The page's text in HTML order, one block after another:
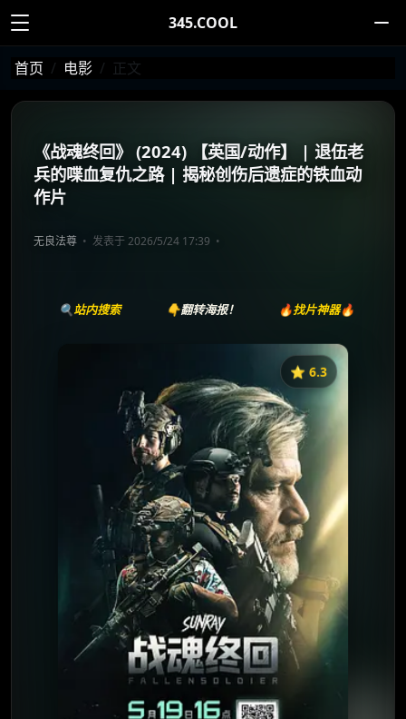
345.COOL
首页 电影 正文
《战魂终回》 (2024) 【英国/动作】 | 退伍老
兵的喋血复仇之路 | 揭秘创伤后遗症的铁血动
作片
无良法尊 发表于 2026/5/24 17:39
🔍站内搜索 👇翻转海报！ 🔥找片神器🔥
⭐️ 6.3
《残阳猎杀》
⭐
⭐️ 评分：6.3 | 🎬 2025年
夸克网盘
百度网盘